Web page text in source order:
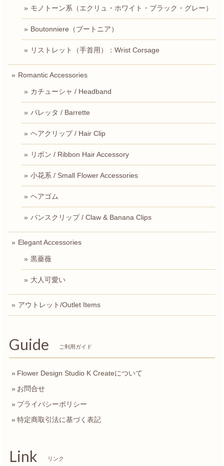
モノトーン系（エクリュ・ホワイト・ブラック・グレー）
Boutonniere（ブートニア）
リストレット（手首用）：Wrist Corsage
Romantic Accessories
カチューシャ / Headband
バレッタ / Barrette
ヘアクリップ / Hair Clip
リボン / Ribbon Hair Accessory
小花系 / Small Flower Accessories
ヘアゴム
バンスクリップ / Claw & Banana Clips
Elegant Accessories
黒薔薇
大人可愛い
アウトレット/Outlet Items
Guide ご利用ガイド
Flower Design Studio K Createについて
お問合せ
プライバシーポリシー
特定商取引法に基づく表記
Link リンク